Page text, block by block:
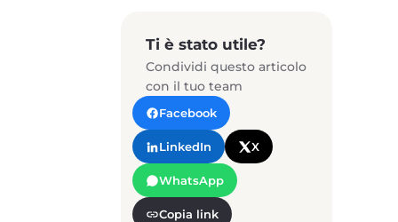
Ti è stato utile?
Condividi questo articolo
con il tuo team
Facebook
LinkedIn X
WhatsApp
Copia link